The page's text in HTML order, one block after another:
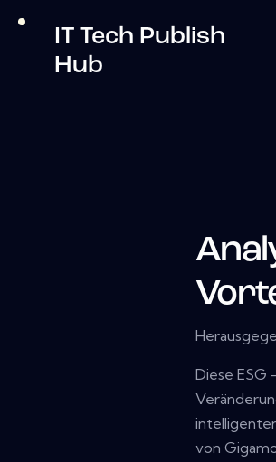
IT Tech Publish
Hub
Diese ESG
von